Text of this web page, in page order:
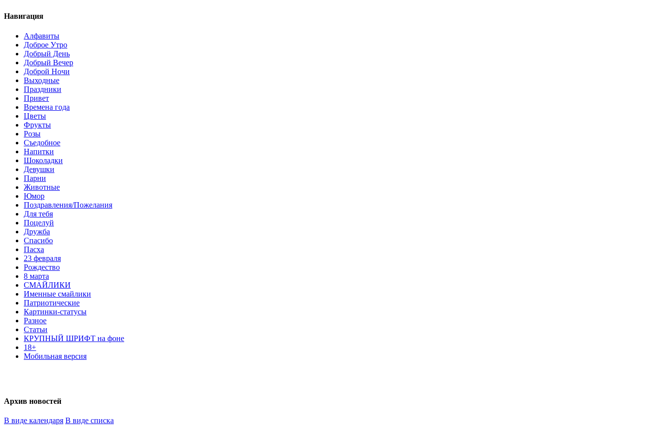
Навигация
Алфавиты
Доброе Утро
Добрый День
Добрый Вечер
Доброй Ночи
Выходные
Праздники
Привет
Времена года
Цветы
Фрукты
Розы
Съедобное
Напитки
Шоколадки
Девушки
Парни
Животные
Юмор
Поздравления/Пожелания
Для тебя
Поцелуй
Дружба
Спасибо
Пасха
23 февраля
Рождество
8 марта
СМАЙЛИКИ
Именные смайлики
Патриотические
Картинки-статусы
Разное
Cтатьи
КРУПНЫЙ ШРИФТ на фоне
18+
Мобильная версия
Архив новостей
В виде календаря В виде списка